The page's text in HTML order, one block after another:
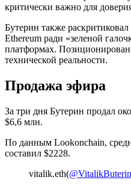
критически важно для
Бутерин также
Ethereum ради «зеленой
платформах.
технической реальности.
Продажа эфира
За три дня Бутерин продал
$6,6 млн.
По данным Lookonchain,
составил $2228.
vitalik.eth(@VitalikButerin